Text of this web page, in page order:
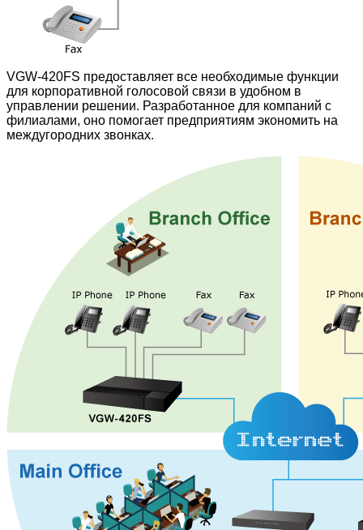
VGW-420FS предоставляет все необходимые функции
для корпоративной голосовой связи в удобном в
управлении решении. Разработанное для компаний с
филиалами, оно помогает предприятиям экономить на
междугородних звонках.